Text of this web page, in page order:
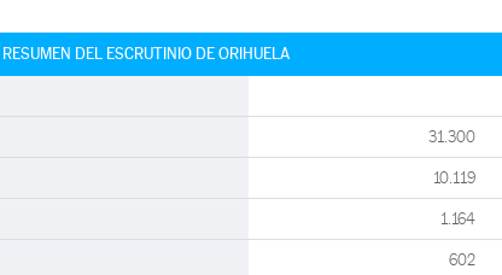
RESUMEN DEL ESCRUTINIO DE ORIHUELA
31.300
10.119
1.164
602